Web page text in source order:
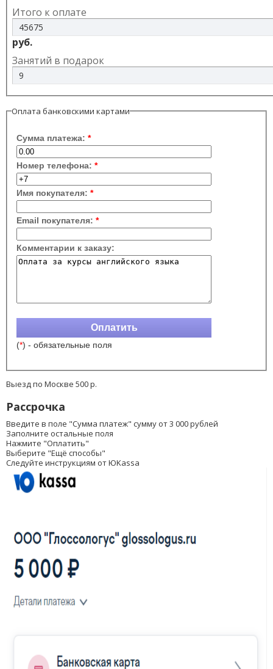
Итого к оплате
руб.
Занятий в подарок
Оплата банковскими картами
Выезд по Москве 500 р.
Рассрочка
Введите в поле "Сумма платеж" сумму от 3 000 рублей
Заполните остальные поля
Нажмите "Оплатить"
Выберите "Ещё способы"
Следуйте инструкциям от ЮKassa